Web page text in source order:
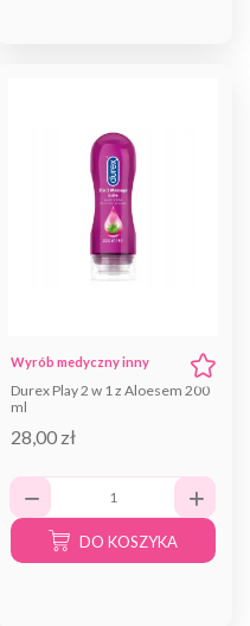
Wyrób medyczny inny
Durex Play 2 w 1 z Aloesem 200
ml
28,00 zł
DO KOSZYKA